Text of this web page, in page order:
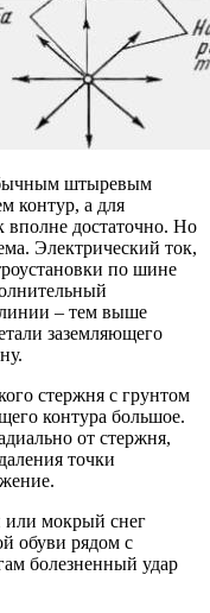
штыревым
контур, а для
вполне достаточно. Но
Электрический ток,
по шине
– тем выше
заземляющего
стержня с грунтом
контура большое.
от стержня,
точки
или мокрый снег
обуви рядом с
болезненный удар